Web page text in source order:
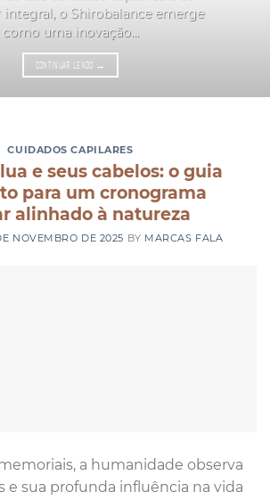
integral, o Shirobalance emerge
como uma inovação...
CONTINUAR LENDO →
CUIDADOS CAPILARES
e seus cabelos: o guia
para um cronograma
alinhado à natureza
NOVEMBRO DE 2025 BY MARCAS FALA
a humanidade observa
e sua profunda influência na vida